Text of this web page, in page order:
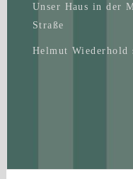
Unser Haus in der
Straße
Helmut Wiederhold